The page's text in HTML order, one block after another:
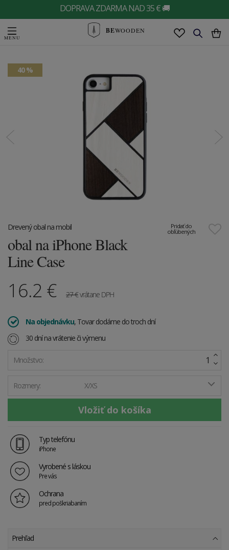
DOPRAVA ZDARMA NAD 35 € 🚚
BEWOODEN
40 %
Pridať do
obľúbených
Drevený obal na mobil
obal na iPhone Black
Line Case
16.2 € 27€vrátane DPH
Na objednávku, Tovar dodáme do troch dní
30 dní na vrátenie či výmenu
Množstvo:
Rozmery: X/XS
Typ telefónu
iPhone
Vyrobené s láskou
Pre vás
Ochrana
pred poškriabaním
Prehľad